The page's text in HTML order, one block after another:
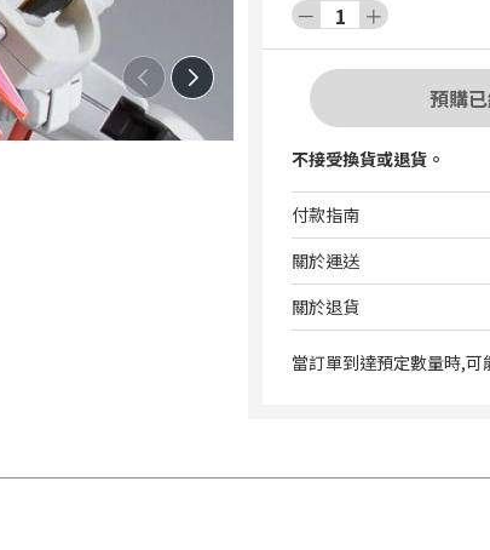
－ 1 ＋
預購
不接受換貨或退貨。
付款指南
關於運送
關於退貨
當訂單到達預定數量時,可